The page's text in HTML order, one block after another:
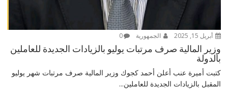
أبريل 15, 2025 الجمهورية 0
وزير المالية صرف مرتبات يوليو بالزيادات الجديدة للعاملين
بالدولة
كتبت أميرة عنب أعلن أحمد كجوك وزير المالية صرف مرتبات شهر يوليو
المقبل بالزيادات الجديدة للعاملين...